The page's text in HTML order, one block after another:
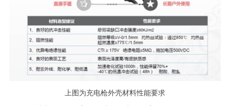
上图为充电枪外壳材料性能要求